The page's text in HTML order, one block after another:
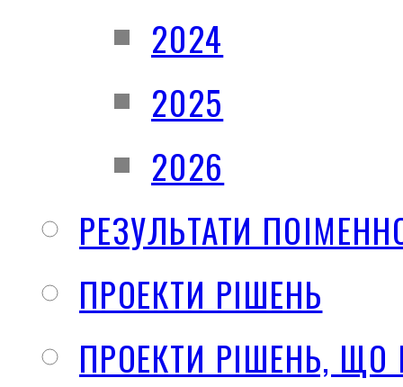
2024
2025
2026
РЕЗУЛЬТАТИ
ПРОЕКТИ РІШЕНЬ
ПРОЕКТИ РІШЕНЬ,